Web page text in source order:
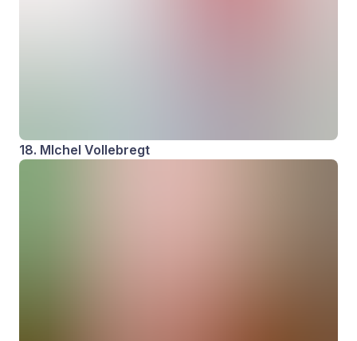
18. MIchel Vollebregt